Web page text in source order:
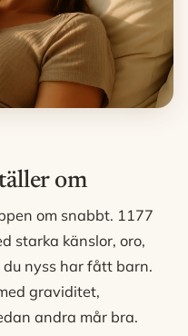
om
om snabbt. 1177
starka känslor, oro,
nyss har fått barn.
graviditet,
andra mår bra.